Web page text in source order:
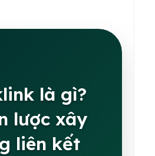
là gì?
lược xây
liên kết